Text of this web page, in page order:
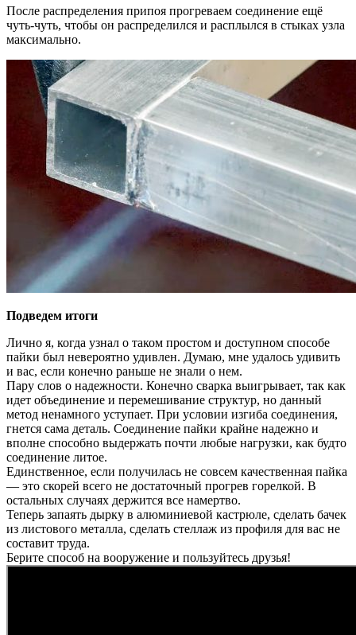
После распределения припоя прогреваем соединение ещё
чуть-чуть, чтобы он распределился и расплылся в стыках узла
максимально.
Подведем итоги
Лично я, когда узнал о таком простом и доступном способе
пайки был невероятно удивлен. Думаю, мне удалось удивить
и вас, если конечно раньше не знали о нем.
Пару слов о надежности. Конечно сварка выигрывает, так как
идет объединение и перемешивание структур, но данный
метод ненамного уступает. При условии изгиба соединения,
гнется сама деталь. Соединение пайки крайне надежно и
вполне способно выдержать почти любые нагрузки, как будто
соединение литое.
Единственное, если получилась не совсем качественная пайка
— это скорей всего не достаточный прогрев горелкой. В
остальных случаях держится все намертво.
Теперь запаять дырку в алюминиевой кастрюле, сделать бачек
из листового металла, сделать стеллаж из профиля для вас не
составит труда.
Берите способ на вооружение и пользуйтесь друзья!